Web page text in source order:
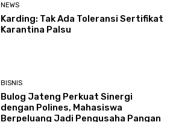
NEWS
Karding: Tak Ada Toleransi Sertifikat
Karantina Palsu
BISNIS
Bulog Jateng Perkuat Sinergi
dengan Polines, Mahasiswa
Berpeluang Jadi Pengusaha Pangan